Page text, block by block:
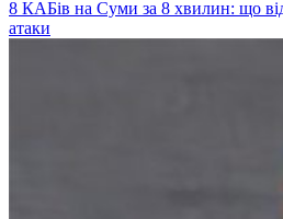
8 КАБів на Суми за 8 хвилин: що
атаки